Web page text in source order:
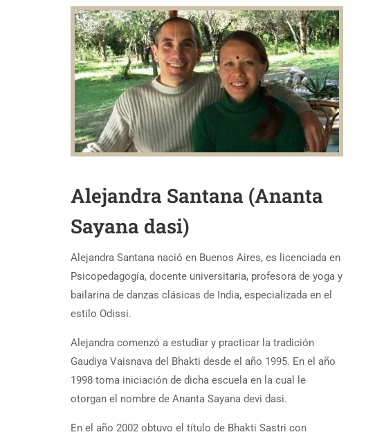
Alejandra Santana (Ananta
Sayana dasi)
Alejandra Santana nació en Buenos Aires, es licenciada en
Psicopedagogía, docente universitaria, profesora de yoga y
bailarina de danzas clásicas de India, especializada en el
estilo Odissi.
Alejandra comenzó a estudiar y practicar la tradición
Gaudiya Vaisnava del Bhakti desde el año 1995. En el año
1998 toma iniciación de dicha escuela en la cual le
otorgan el nombre de Ananta Sayana devi dasi.
En el año 2002 obtuvo el título de Bhakti Sastri con